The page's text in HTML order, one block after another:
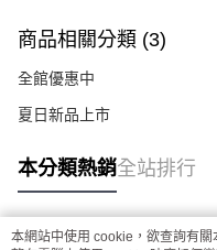
商品相關分類 (3)
全館優惠中
夏日新品上市
本分類熱銷全站排行
本網站中使用 cookie，欲查詢有